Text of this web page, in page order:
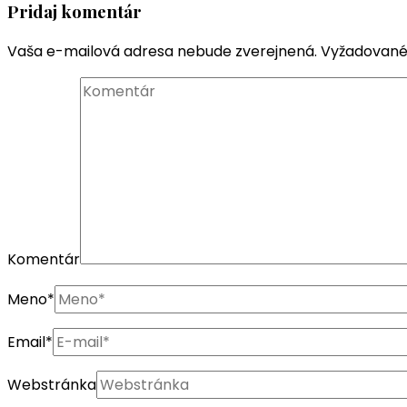
Pridaj komentár
Vaša e-mailová adresa nebude zverejnená.
Komentár
Meno*
Email*
Webstránka